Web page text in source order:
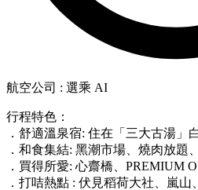
航空公司 : 選乘 AI
行程特色：
．舒適溫泉宿: 住在「三大古湯」
．和食集結: 黑潮市場、燒肉放題
．買得所愛: 心齋橋、PREMIUM
．打咭熱點 : 伏見稻荷大社、嵐